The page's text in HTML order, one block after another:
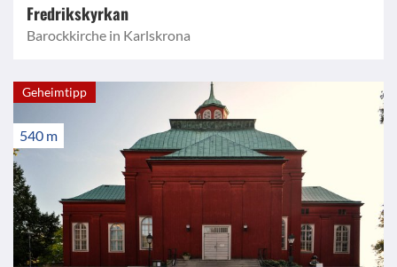
Fredrikskyrkan
Barockkirche in Karlskrona
540 m
Geheimtipp